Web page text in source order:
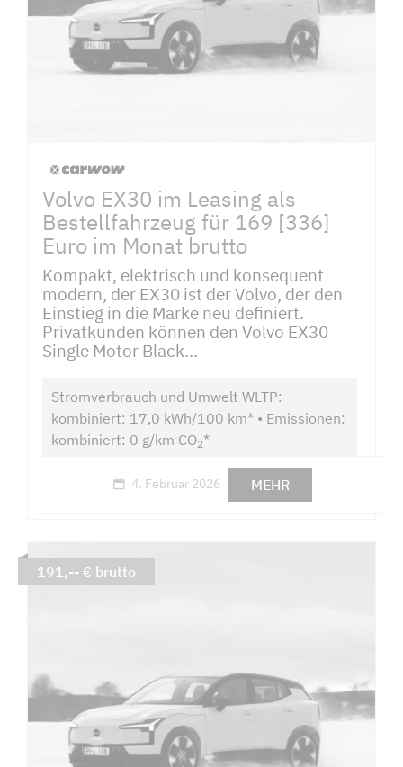
Volvo EX30 im Leasing als
Bestellfahrzeug für 169 [336]
Euro im Monat brutto
Kompakt, elektrisch und konsequent
modern, der EX30 ist der Volvo, der den
Einstieg in die Marke neu definiert.
Privatkunden können den Volvo EX30
Single Motor Black...
Stromverbrauch und Umwelt WLTP:
kombiniert: 17,0 kWh/100 km* • Emissionen:
kombiniert: 0 g/km CO2*
4. Februar 2026 MEHR
191,-- € brutto